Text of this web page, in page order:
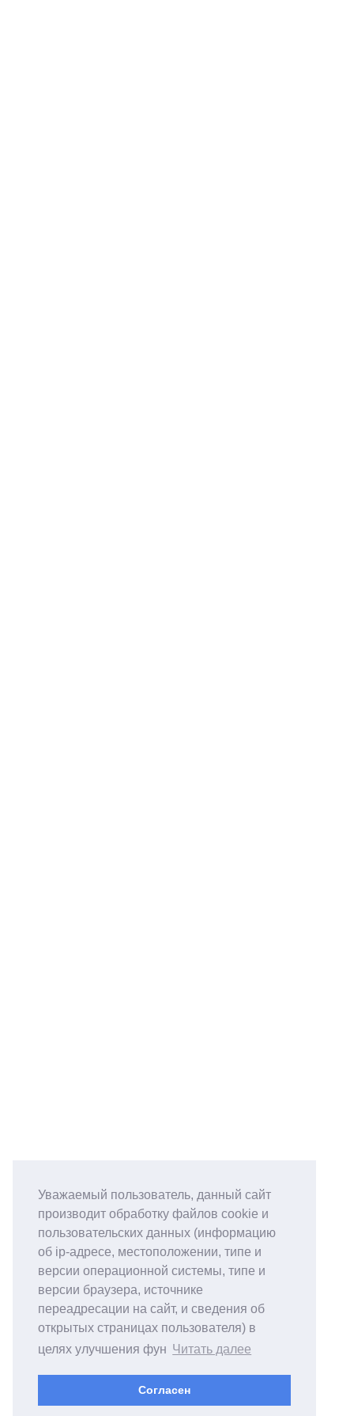
Уважаемый пользователь, данный сайт
производит обработку файлов cookie и
пользовательских данных (информацию
об ip-адресе, местоположении, типе и
версии операционной системы, типе и
версии браузера, источнике
переадресации на сайт, и сведения об
открытых страницах пользователя) в
целях улучшения фун Читать далее
Согласен